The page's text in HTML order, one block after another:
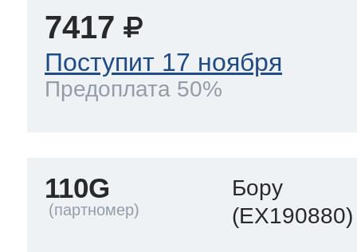
7417
Поступит 17 ноября
Предоплата 50%
110G
Бору
(EX190880)